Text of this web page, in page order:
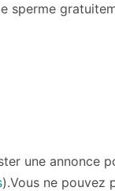
sperme
une annonce
).Vous ne pouvez